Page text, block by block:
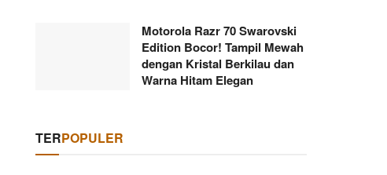
Motorola Razr 70 Swarovski
Edition Bocor! Tampil Mewah
dengan Kristal Berkilau dan
Warna Hitam Elegan
TERPOPULER